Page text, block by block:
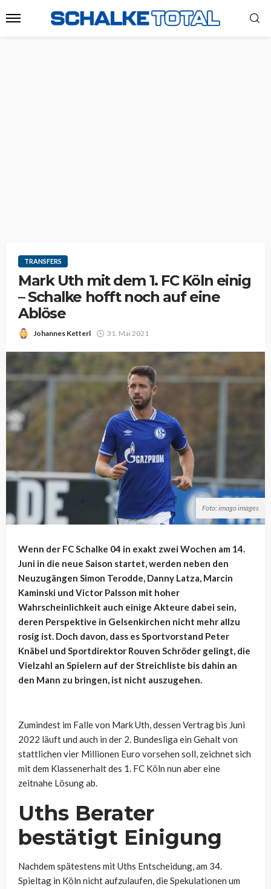
TRANSFERS
Mark Uth mit dem 1. FC Köln einig
– Schalke hofft noch auf eine
Ablöse
Johannes Ketterl 31. Mai 2021
Foto: imago images
Wenn der FC Schalke 04 in exakt zwei Wochen am 14.
Juni in die neue Saison startet, werden neben den
Neuzugängen Simon Terodde, Danny Latza, Marcin
Kaminski und Victor Palsson mit hoher
Wahrscheinlichkeit auch einige Akteure dabei sein,
deren Perspektive in Gelsenkirchen nicht mehr allzu
rosig ist. Doch davon, dass es Sportvorstand Peter
Knäbel und Sportdirektor Rouven Schröder gelingt, die
Vielzahl an Spielern auf der Streichliste bis dahin an
den Mann zu bringen, ist nicht auszugehen.
Zumindest im Falle von Mark Uth, dessen Vertrag bis Juni
2022 läuft und auch in der 2. Bundesliga ein Gehalt von
stattlichen vier Millionen Euro vorsehen soll, zeichnet sich
mit dem Klassenerhalt des 1. FC Köln nun aber eine
zeitnahe Lösung ab.
Uths Berater
bestätigt Einigung
Nachdem spätestens mit Uths Entscheidung, am 34.
Spieltag in Köln nicht aufzulaufen, die Spekulationen um